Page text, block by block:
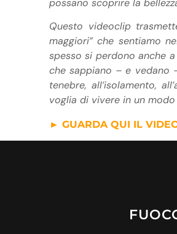
possano scoprire la
Questo videoclip
maggiori” che sentiamo
spesso si perdono anche
che sappiano – e vedano
tenebre, all’isolamento,
voglia di vivere in un
► GUARDA QUI IL